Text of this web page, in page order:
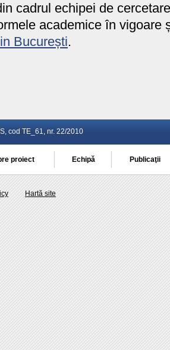
cadrul echipei de
academice în vigoare
București.
cod TE_61, nr. 22/2010
proiect Echipă Publicaţii
Hartă site